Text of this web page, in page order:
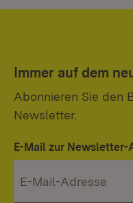
Immer auf dem
Abonnieren Sie den
Newsletter.
E-Mail zur